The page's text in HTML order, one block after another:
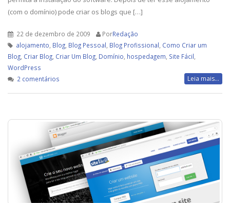
(com o domínio) pode criar os blogs que […]
22 de dezembro de 2009 PorRedação
alojamento Blog Blog Pessoal Blog Profissional Como Criar um
Blog Criar Blog Criar Um Blog Domínio hospedagem Site Fácil
WordPress
2 comentários
Blog
Leia mais...